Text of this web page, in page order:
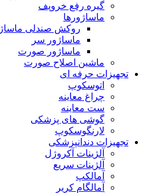
گیره رفع خروپف
ماساژورها
روکش صندلی ماساژ
ماساژور سر
ماساژور صورت
ماشین اصلاح صورت
تجهیزات حرفه ای
اتوسکوپ
چراغ معاینه
ست معاینه
گوشی های پزشکی
لارنگوسکوپ
تجهیزات دندانپزشکی
آلژینات آکروژل
آلژینات سریع
آمالکپ
آمالگام کریر